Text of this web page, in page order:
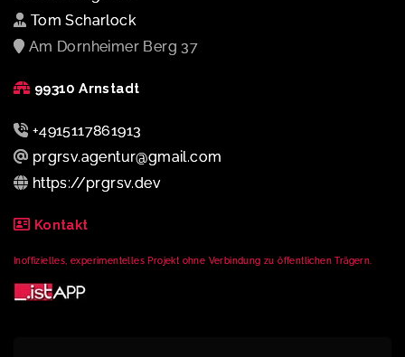
Tom Scharlock
Am Dornheimer Berg 37
99310 Arnstadt
+4915117861913
prgrsv.agentur@gmail.com
https://prgrsv.dev
Kontakt
Inoffizielles, experimentelles Projekt ohne Verbindung zu öffentlichen Trägern.